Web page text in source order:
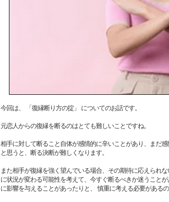
今回は、 「復縁断り方の掟」 についてのお話です。
元恋人からの復縁を断るのはとても難しいことですね。
相手に対して断ること自体が感情的に辛いことがあり、まだ
と思うと、断る決断が難しくなります。
また相手が復縁を強く望んでいる場合、その期待に応えられ
に状況が変わる可能性を考えて、今すぐ断るべきか迷うこと
に影響を与えることがあったりと、 慎重に考える必要があるの